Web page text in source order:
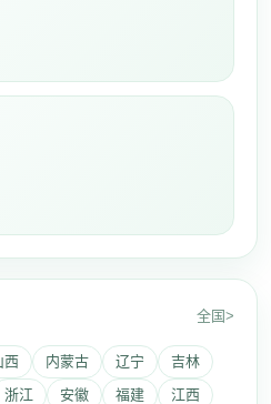
全国>
西 内蒙古 辽宁
吉林
浙江 安徽 福建
江西